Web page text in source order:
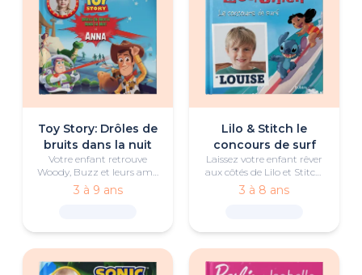
Toy Story: Drôles de
bruits dans la nuit
Votre enfant retrouve
Woody, Buzz et leurs amis
pour une aventure pleine
de suspense, où l’amitié et
3 à 9 ans
Lilo & Stitch le
concours de surf
Laissez votre enfant rêver
aux côtés de Lilo et Stitch,
découvrir ce que signifie
vraiment l’ohana et vivre
3 à 8 ans